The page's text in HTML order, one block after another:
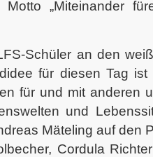
„Miteinander
Schüler an den
für diesen Tag
für und mit anderen
und
Mäteling auf den
Cordula